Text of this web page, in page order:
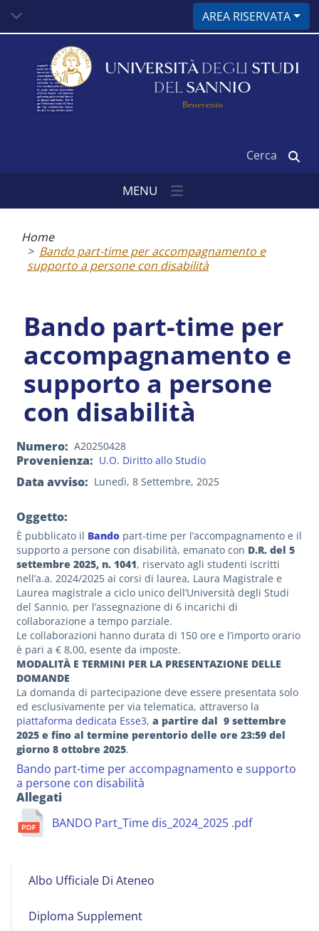
contenuto
AREA RISERVATA
UNIVERSITÀ DEGLI STUDI
DEL SANNIO
Benevento
MENU
pane
Home
Bando part-time per accompagnamento e
supporto a persone con disabilità
Albo
Albo Ufficiale Di Ateneo
Diploma Supplement
Bando part-time per
accompagnamento e
supporto a persone
con disabilità
Numero A20250428
Provenienza U.O. Diritto allo Studio
Data avviso Lunedì, 8 Settembre, 2025
Oggetto:
È pubblicato il Bando part-time per l’accompagnamento e il
supporto a persone con disabilità, emanato con D.R. del 5
settembre 2025, n. 1041, riservato agli studenti iscritti
nell’a.a. 2024/2025 ai corsi di laurea, Laura Magistrale e
Laurea magistrale a ciclo unico dell’Università degli Studi
del Sannio, per l’assegnazione di 6 incarichi di
collaborazione a tempo parziale.
Le collaborazioni hanno durata di 150 ore e l’importo orario
è pari a € 8,00, esente da imposte.
MODALITÀ E TERMINI PER LA PRESENTAZIONE DELLE
DOMANDE
La domanda di partecipazione deve essere presentata solo
ed esclusivamente per via telematica, attraverso la
piattaforma dedicata Esse3, a partire dal 9 settembre
2025 e fino al termine perentorio delle ore 23:59 del
giorno 8 ottobre 2025.
Bando part-time per accompagnamento e supporto
a persone con disabilità
Allegati
BANDO Part_Time dis_2024_2025 .pdf